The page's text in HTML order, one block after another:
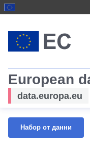
European
data.europa.eu
Набор от данни